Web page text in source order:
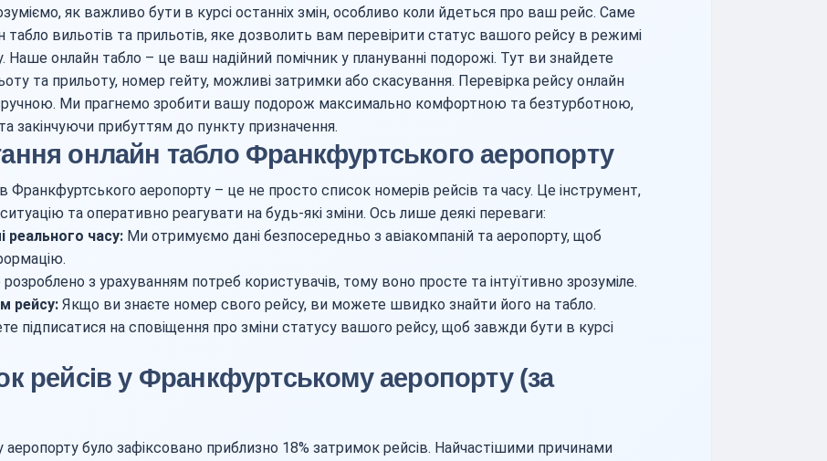
як важливо бути в курсі останніх змін, особливо коли йдеться про ваш рейс. Саме
вильотів та прильотів, яке дозволить вам перевірити статус вашого рейсу в режимі
Наше онлайн табло – це ваш надійний помічник у плануванні подорожі. Тут ви знайдете
та прильоту, номер гейту, можливі затримки або скасування. Перевірка рейсу онлайн
Ми прагнемо зробити вашу подорож максимально комфортною та безтурботною,
закінчуючи прибуттям до пункту призначення.
онлайн табло Франкфуртського аеропорту
Франкфуртського аеропорту – це не просто список номерів рейсів та часу. Це інструмент,
та оперативно реагувати на будь-які зміни. Ось лише деякі переваги:
реального часу: Ми отримуємо дані безпосередньо з авіакомпаній та аеропорту, щоб
з урахуванням потреб користувачів, тому воно просте та інтуїтивно зрозуміле.
рейсу: Якщо ви знаєте номер свого рейсу, ви можете швидко знайти його на табло.
підписатися на сповіщення про зміни статусу вашого рейсу, щоб завжди бути в курсі
рейсів у Франкфуртському аеропорту (за
аеропорту було зафіксовано приблизно 18% затримок рейсів. Найчастішими причинами